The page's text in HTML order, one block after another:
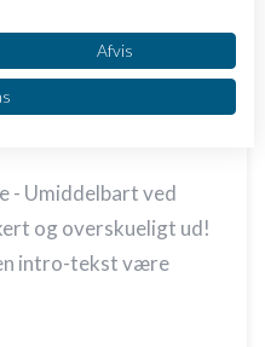
- Umiddelbart ved
og overskueligt ud!
intro-tekst være
til at vælge
Afvis